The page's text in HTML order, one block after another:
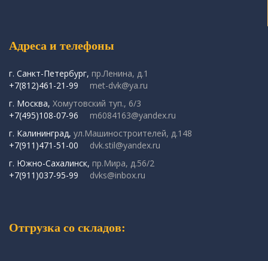
Адреса и телефоны
г. Санкт-Петербург, пр.Ленина, д.1
+7(812)461-21-99
met-dvk@ya.ru
г. Москва, Хомутовский туп., 6/3
+7(495)108-07-96
m6084163@yandex.ru
г. Калининград, ул.Машиностроителей, д.148
+7(911)471-51-00
dvk.stil@yandex.ru
г. Южно-Сахалинск, пр.Мира, д.56/2
+7(911)037-95-99
dvks@inbox.ru
Отгрузка со складов: